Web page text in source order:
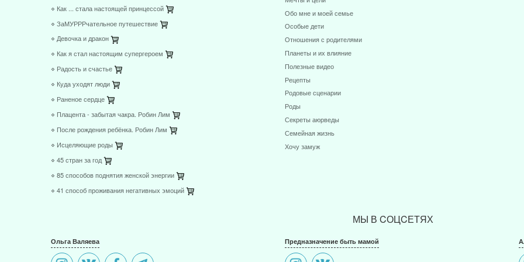
⋄ Как ... стала настоящей принцессой
⋄ ЗаМУРРРчательное путешествие
⋄ Девочка и дракон
⋄ Как я стал настоящим супергероем
⋄ Радость и счастье
⋄ Куда уходят люди
⋄ Раненое сердце
⋄ Плацента - забытая чакра. Робин Лим
⋄ После рождения ребёнка. Робин Лим
⋄ Исцеляющие роды
⋄ 45 стран за год
⋄ 85 способов поднятия женской энергии
⋄ 41 способ проживания негативных эмоций
Обо мне и моей семье
Особые дети
Отношения с родителями
Планеты и их влияние
Полезные видео
Рецепты
Родовые сценарии
Роды
Секреты аюрведы
Семейная жизнь
Хочу замуж
МЫ В CОЦCЕТЯХ
Ольга Валяева Предназначение быть мамой